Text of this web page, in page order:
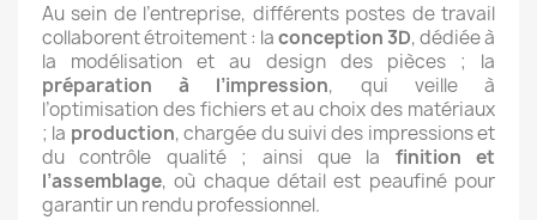
Au sein de l’entreprise, différents postes de travail
collaborent étroitement : laconception 3D, dédiée à
la modélisation et au design des pièces ; la
préparation à l’impression, qui veille à
l’optimisation des fichiers et au choix des matériaux
; la production, chargée du suivi des impressions et
du contrôle qualité ; ainsi que la finition et
l’assemblage, où chaque détail est peaufiné pour
garantir un rendu professionnel.